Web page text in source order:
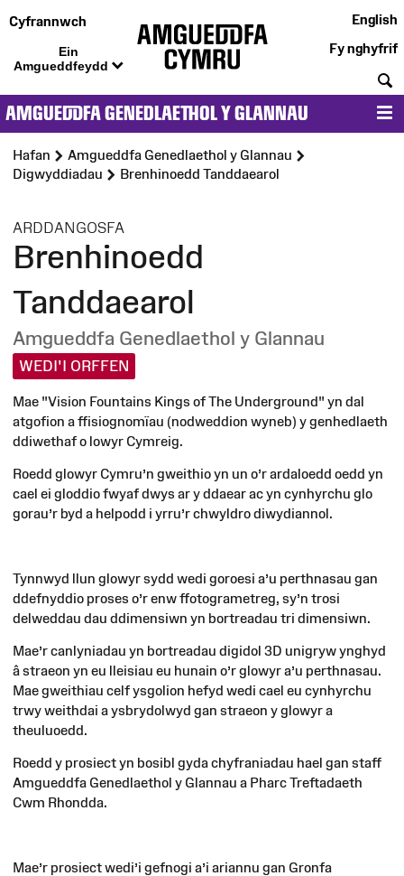
Cyfrannwch
Ein
Amgueddfeydd
English
Fy nghyfrif
AMGUEDDFA GENEDLAETHOL Y GLANNAU
Hafan
Amgueddfa Genedlaethol y Glannau
Digwyddiadau
Brenhinoedd Tanddaearol
ARDDANGOSFA
Brenhinoedd
Tanddaearol
Amgueddfa Genedlaethol y Glannau
WEDI'I ORFFEN
Mae "Vision Fountains Kings of The Underground" yn dal
atgofion a ffisiognomïau (nodweddion wyneb) y genhedlaeth
ddiwethaf o lowyr Cymreig.
Roedd glowyr Cymru’n gweithio yn un o’r ardaloedd oedd yn
cael ei gloddio fwyaf dwys ar y ddaear ac yn cynhyrchu glo
gorau’r byd a helpodd i yrru’r chwyldro diwydiannol.
Tynnwyd llun glowyr sydd wedi goroesi a’u perthnasau gan
ddefnyddio proses o’r enw ffotogrametreg, sy’n trosi
delweddau dau ddimensiwn yn bortreadau tri dimensiwn.
Mae’r canlyniadau yn bortreadau digidol 3D unigryw ynghyd
â straeon yn eu lleisiau eu hunain o’r glowyr a’u perthnasau.
Mae gweithiau celf ysgolion hefyd wedi cael eu cynhyrchu
trwy weithdai a ysbrydolwyd gan straeon y glowyr a
theuluoedd.
Roedd y prosiect yn bosibl gyda chyfraniadau hael gan staff
Amgueddfa Genedlaethol y Glannau a Pharc Treftadaeth
Cwm Rhondda.
Mae’r prosiect wedi’i gefnogi a’i ariannu gan Gronfa